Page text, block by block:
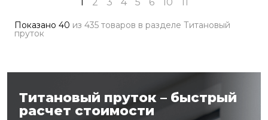
Показано 40 из 435 товаров в разделе Титановый
пруток
Титановый пруток – быстрый
расчет стоимости